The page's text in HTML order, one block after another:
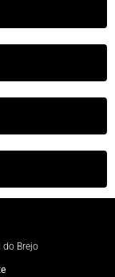
do Brejo